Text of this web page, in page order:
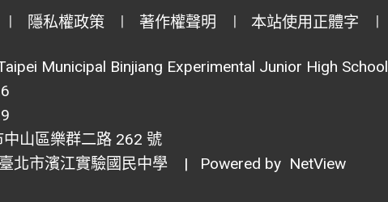
隱私權政策 著作權聲明 本站使用正體字
Municipal Binjiang Experimental Junior High School
山區樂群二路 262 號
臺北市濱江實驗國民中學 | Powered by NetView